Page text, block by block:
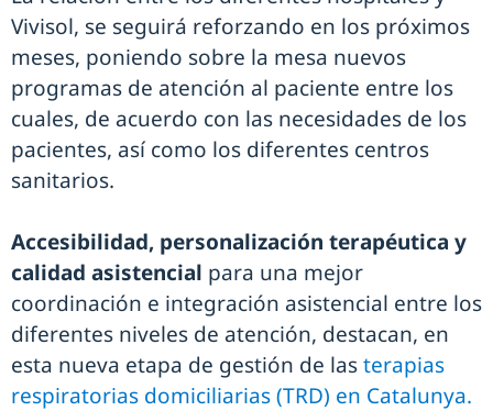
Vivisol, se seguirá reforzando en los próximos
meses, poniendo sobre la mesa nuevos
programas de atención al paciente entre los
cuales, de acuerdo con las necesidades de los
pacientes, así como los diferentes centros
sanitarios.
Accesibilidad, personalización terapéutica y
calidad asistencial para una mejor
coordinación e integración asistencial entre los
diferentes niveles de atención, destacan, en
esta nueva etapa de gestión de lasterapias
respiratorias domiciliarias (TRD) en Catalunya.